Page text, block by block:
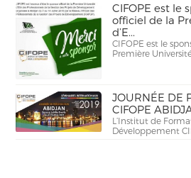
CIFOPE est le
officiel de la
d’E...
CIFOPE est le
Première Université
JOURNÉE DE
CIFOPE
L’Institut de
Développement